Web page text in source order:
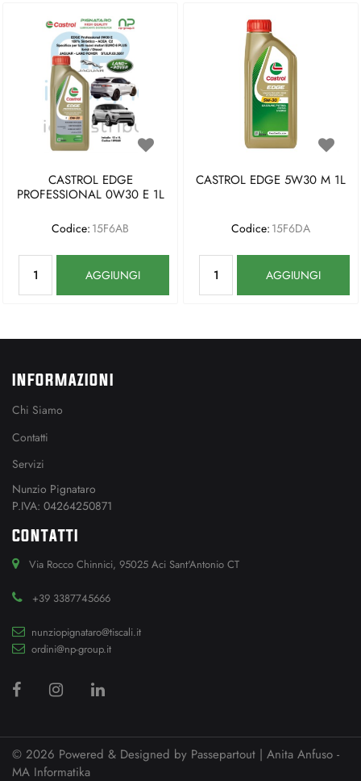
CASTROL EDGE
PROFESSIONAL 0W30 E 1L
Codice: 15F6AB
AGGIUNGI
CASTROL EDGE 5W30 M 1L
Codice: 15F6DA
AGGIUNGI
INFORMAZIONI
Chi Siamo
Contatti
Servizi
Nunzio Pignataro
P.IVA: 04264250871
CONTATTI
Via Rocco Chinnici, 95025 Aci Sant'Antonio CT
+39 3387745666
nunziopignataro@tiscali.it
ordini@np-group.it
© 2026 Powered & Designed by Passepartout | Anita Anfuso -
MA Informatika